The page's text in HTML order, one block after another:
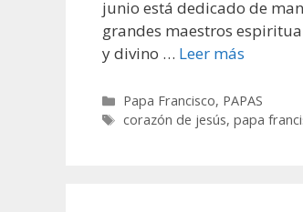
junio está dedicado de
grandes maestros
y divino … Leer más
Categorías
Papa Francisco, PAPAS
Etiquetas
corazón de jesús,papa